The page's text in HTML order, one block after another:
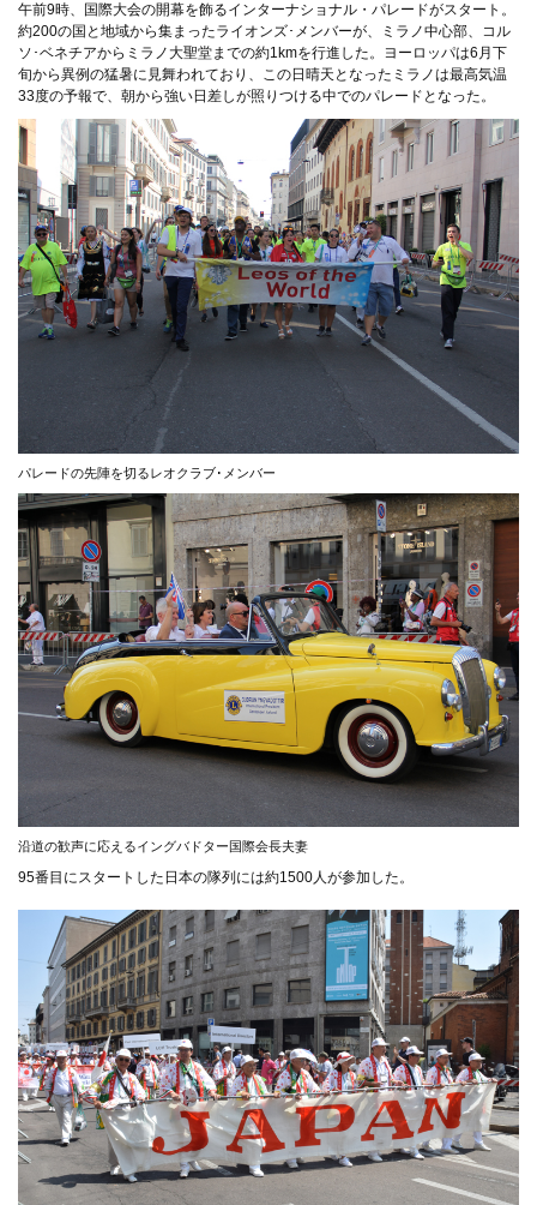
午前9時、国際大会の開幕を飾るインターナショナル・パレードがスタート。
約200の国と地域から集まったライオンズ･メンバーが、ミラノ中心部、コル
ソ･ベネチアからミラノ大聖堂までの約1kmを行進した。ヨーロッパは6月下
旬から異例の猛暑に見舞われており、この日晴天となったミラノは最高気温
33度の予報で、朝から強い日差しが照りつける中でのパレードとなった。
パレードの先陣を切るレオクラブ･メンバー
沿道の歓声に応えるイングバドター国際会長夫妻
95番目にスタートした日本の隊列には約1500人が参加した。